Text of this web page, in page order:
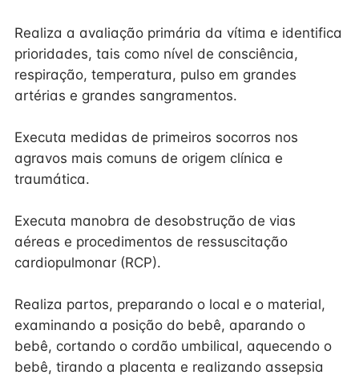
Realiza a avaliação primária da vítima e identifica
prioridades, tais como nível de consciência,
respiração, temperatura, pulso em grandes
artérias e grandes sangramentos.
Executa medidas de primeiros socorros nos
agravos mais comuns de origem clínica e
traumática.
Executa manobra de desobstrução de vias
aéreas e procedimentos de ressuscitação
cardiopulmonar (RCP).
Realiza partos, preparando o local e o material,
examinando a posição do bebê, aparando o
bebê, cortando o cordão umbilical, aquecendo o
bebê, tirando a placenta e realizando assepsia